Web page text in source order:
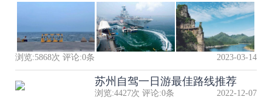
浏览:5868次 评论:0条 2023-03-14
苏州自驾一日游最佳路线推荐
浏览:4427次 评论:0条 2022-12-07